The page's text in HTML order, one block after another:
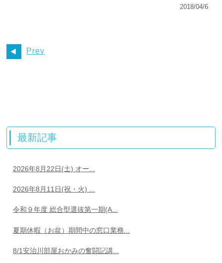
2018/04/6
Prev
最新記事
2026年8月22日(土) オー...
2026年8月11日(祝・火) ...
令和９年度 総合型選抜第一期(A...
夏期休暇（お盆）期間中の窓口業務...
8/1安治川部屋おかみの奮闘記講...